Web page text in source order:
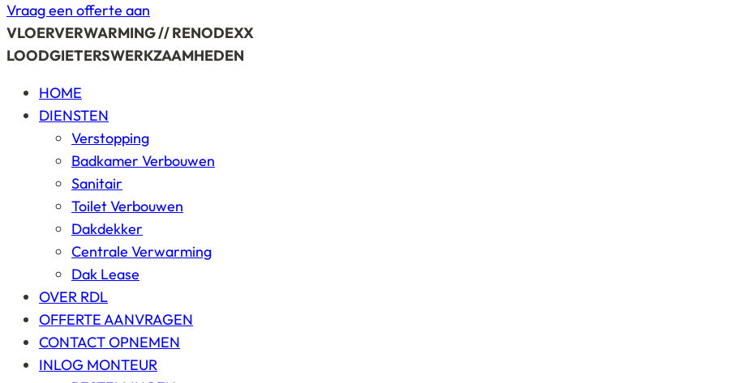
Vraag een offerte aan
VLOERVERWARMING // RENODEXX
LOODGIETERSWERKZAAMHEDEN
HOME
DIENSTEN
Verstopping
Badkamer Verbouwen
Sanitair
Toilet Verbouwen
Dakdekker
Centrale Verwarming
Dak Lease
OVER RDL
OFFERTE AANVRAGEN
CONTACT OPNEMEN
INLOG MONTEUR